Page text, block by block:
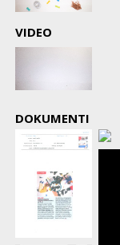
VIDEO
DOKUMENTI